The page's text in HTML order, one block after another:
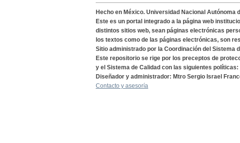
Hecho en México. Universidad Nacional Autónoma
Este es un portal integrado a la página web
distintos sitios web, sean páginas electrónicas
los textos como de las páginas electrónicas, son
Sitio administrado por la Coordinación del Sistema
Este repositorio se rige por los preceptos de
y el Sistema de Calidad con las siguientes políticas:
Diseñador y administrador: Mtro Sergio Israel
Contacto y asesoría